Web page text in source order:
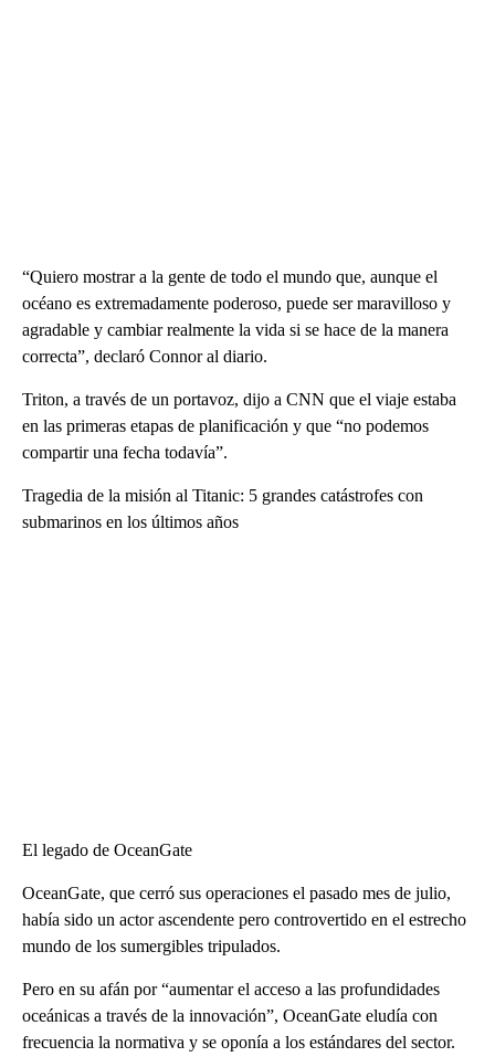
“Quiero mostrar a la gente de todo el mundo que, aunque el
océano es extremadamente poderoso, puede ser maravilloso y
agradable y cambiar realmente la vida si se hace de la manera
correcta”, declaró Connor al diario.
Triton, a través de un portavoz, dijo a CNN que el viaje estaba
en las primeras etapas de planificación y que “no podemos
compartir una fecha todavía”.
Tragedia de la misión al Titanic: 5 grandes catástrofes con
submarinos en los últimos años
El legado de OceanGate
OceanGate, que cerró sus operaciones el pasado mes de julio,
había sido un actor ascendente pero controvertido en el estrecho
mundo de los sumergibles tripulados.
Pero en su afán por “aumentar el acceso a las profundidades
oceánicas a través de la innovación”, OceanGate eludía con
frecuencia la normativa y se oponía a los estándares del sector.